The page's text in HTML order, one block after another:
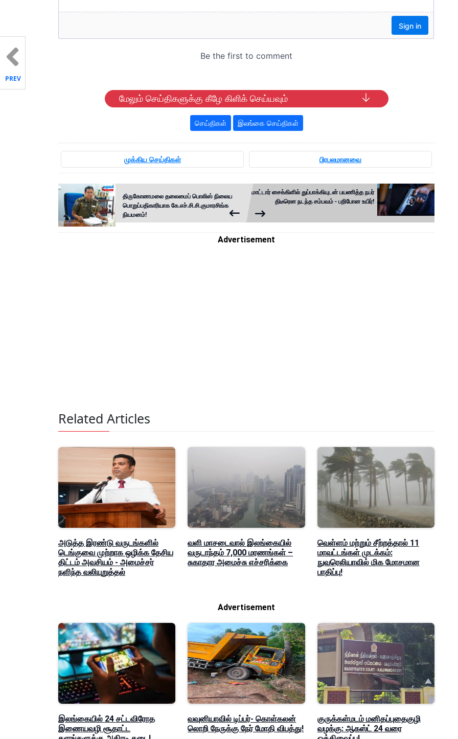
மேலும் செய்திகளுக்கு கீழே கிளிக் செய்யவும்
செய்திகள் இலங்கை செய்திகள்
முக்கிய செய்திகள் பிரபலமானவை
திருகோணமலை தலைமைப் பொலிஸ் நிலைய
பொறுப்பதிகாரியாக கே.எச்.சி.சி.குமாரசிங்க
நியமனம்!
மோட்டார் சைக்கிளில் துப்பாக்கியுடன் பயணித்த நபர்
திடீரென நடந்த சம்பவம் - பறிபோன உயிர்!
PREV
Advertisement
Related Articles
அடுத்த இரண்டு வருடங்களில்
டெங்குவை முற்றாக ஒழிக்க தேசிய
திட்டம் அவசியம் - அமைச்சர்
நளிந்த வலியுறுத்தல்
வளி மாசடைவால் இலங்கையில்
வருடாந்தம் 7,000 மரணங்கள் –
சுகாதார அமைச்சு எச்சரிக்கை
வெள்ளம் மற்றும் சீற்றத்தால் 11
மாவட்டங்கள் முடக்கம்:
நுவரெலியாவில் மிக மோசமான
பாதிப்பு!
Advertisement
இலங்கையில் 24 சட்டவிரோத
இணையவழி சூதாட்ட
வவுனியாவில் டிப்பர்- கொள்கலன்
லொறி நேருக்கு நேர் மோதி விபத்து!
குருக்கள்மடம் மனிதப்புதைகுழி
வழக்கு: ஆகஸ்ட் 24 வரை